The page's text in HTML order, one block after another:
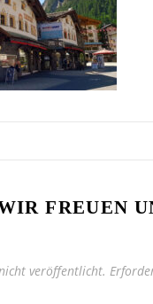
FREUEN
veröffentlicht.